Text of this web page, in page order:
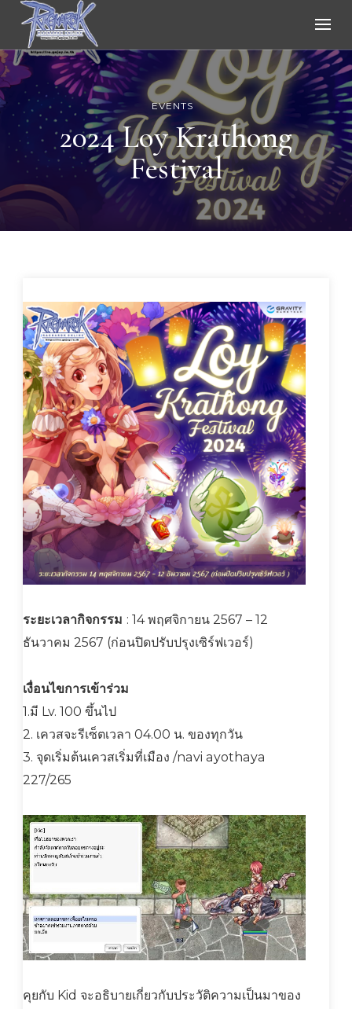
Ragnarok Online
EVENTS
2024 Loy Krathong
Festival
ระยะเวลากิจกรรม : 14 พฤศจิกายน 2567 – 12
ธันวาคม 2567 (ก่อนปิดปรับปรุงเซิร์ฟเวอร์)
เงื่อนไขการเข้าร่วม
1.มี Lv. 100 ขึ้นไป
2. เควสจะรีเซ็ตเวลา 04.00 น. ของทุกวัน
3. จุดเริ่มต้นเควสเริ่มที่เมือง /navi ayothaya
227/265
คุยกับ Kid จะอธิบายเกี่ยวกับประวัติความเป็นมาของ